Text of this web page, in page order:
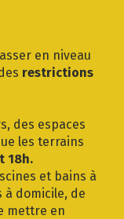
en niveau
restrictions
des espaces
les terrains
18h.
et bains à
à domicile, de
mettre en